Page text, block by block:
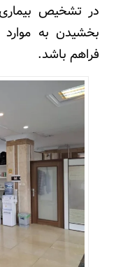
در تشخیص
بخشیدن به موارد
فراهم باشد.